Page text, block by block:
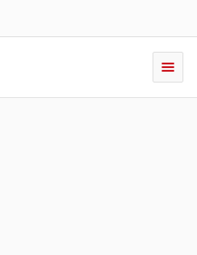
Toggle